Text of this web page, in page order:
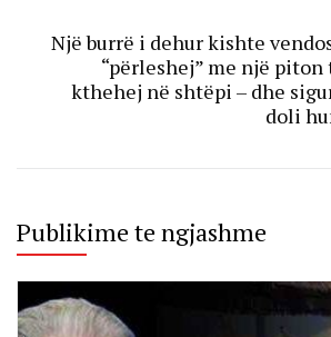
Një burrë i dehur kishte
“përleshej” me një piton
kthehej në shtëpi – dhe
doli
Publikime te ngjashme